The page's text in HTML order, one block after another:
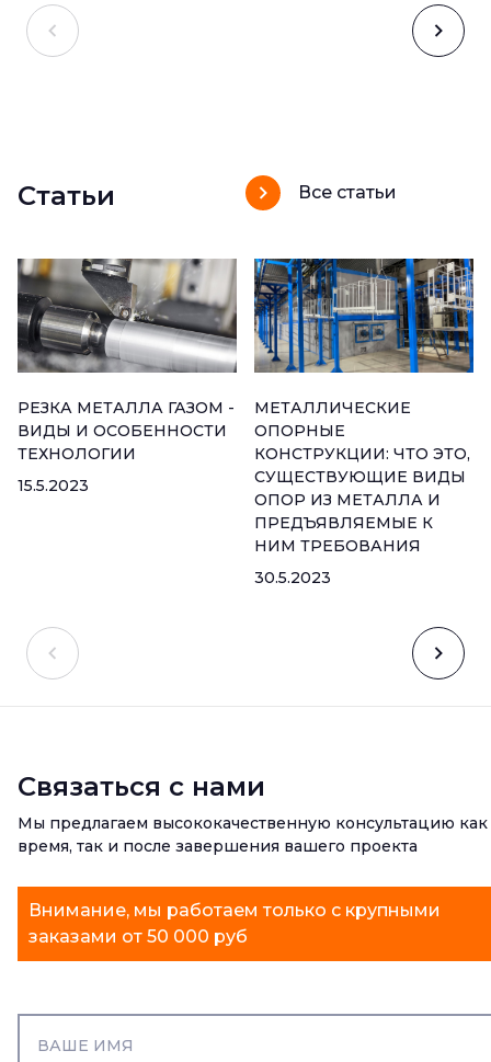
Статьи Все статьи
РЕЗКА МЕТАЛЛА ГАЗОМ -
ВИДЫ И ОСОБЕННОСТИ
ТЕХНОЛОГИИ
15.5.2023
МЕТАЛЛИЧЕСКИЕ
ОПОРНЫЕ
КОНСТРУКЦИИ: ЧТО ЭТО,
СУЩЕСТВУЮЩИЕ ВИДЫ
ОПОР ИЗ МЕТАЛЛА И
ПРЕДЪЯВЛЯЕМЫЕ К
НИМ ТРЕБОВАНИЯ
30.5.2023
Связаться с нами
Мы предлагаем высококачественную консультацию как
время, так и после завершения вашего проекта
Внимание, мы работаем только с крупными
заказами от 50 000 руб